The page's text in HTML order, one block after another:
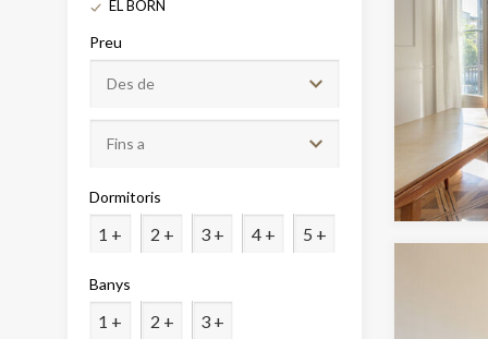
EL BORN
Preu
Dormitoris
1 + 2 + 3 + 4 + 5 +
Banys
1 + 2 + 3 +
de les
La
de